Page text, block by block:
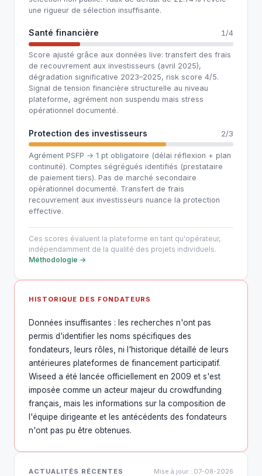
une rigueur de sélection insuffisante.
Santé financière 1/4
Score ajusté grâce aux données live: transfert des frais
de recouvrement aux investisseurs (avril 2025),
dégradation significative 2023–2025, risk score 4/5.
Signal de tension financière structurelle au niveau
plateforme, agrément non suspendu mais stress
opérationnel documenté.
Protection des investisseurs 2/3
Agrément PSFP → 1 pt obligatoire (délai réflexion + plan
continuité). Comptes ségrégués identifiés (prestataire
de paiement tiers). Pas de marché secondaire
opérationnel documenté. Transfert de frais
recouvrement aux investisseurs nuance la protection
effective.
Ces scores évaluent la plateforme en tant qu'opérateur,
indépendamment de la qualité des projets individuels.
Méthodologie →
HISTORIQUE DES FONDATEURS
Données insuffisantes : les recherches n'ont pas
permis d'identifier les noms spécifiques des
fondateurs, leurs rôles, ni l'historique détaillé de leurs
antérieures plateformes de financement participatif.
Wiseed a été lancée officiellement en 2009 et s'est
imposée comme un acteur majeur du crowdfunding
français, mais les informations sur la composition de
l'équipe dirigeante et les antécédents des fondateurs
n'ont pas pu être obtenues.
ACTUALITÉS RÉCENTES Mise à jour : 07-08-2026